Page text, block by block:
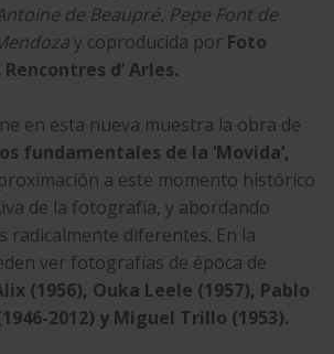
de Beaupré, Pepe Font de
y coproducida por Foto
Rencontres d’ Arles.
en esta nueva muestra la obra de
fundamentales de la ‘Movida’,
a este momento histórico
de la fotografía, y abordando
radicalmente diferentes. En la
ver fotografías de época de
(1956), Ouka Leele (1957), Pablo
2012) y Miguel Trillo (1953).